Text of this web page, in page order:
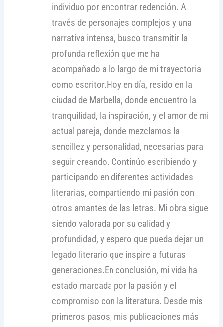
individuo por encontrar redención. A
través de personajes complejos y una
narrativa intensa, busco transmitir la
profunda reflexión que me ha
acompañado a lo largo de mi trayectoria
como escritor.Hoy en día, resido en la
ciudad de Marbella, donde encuentro la
tranquilidad, la inspiración, y el amor de mi
actual pareja, donde mezclamos la
sencillez y personalidad, necesarias para
seguir creando. Continúo escribiendo y
participando en diferentes actividades
literarias, compartiendo mi pasión con
otros amantes de las letras. Mi obra sigue
siendo valorada por su calidad y
profundidad, y espero que pueda dejar un
legado literario que inspire a futuras
generaciones.En conclusión, mi vida ha
estado marcada por la pasión y el
compromiso con la literatura. Desde mis
primeros pasos, mis publicaciones más